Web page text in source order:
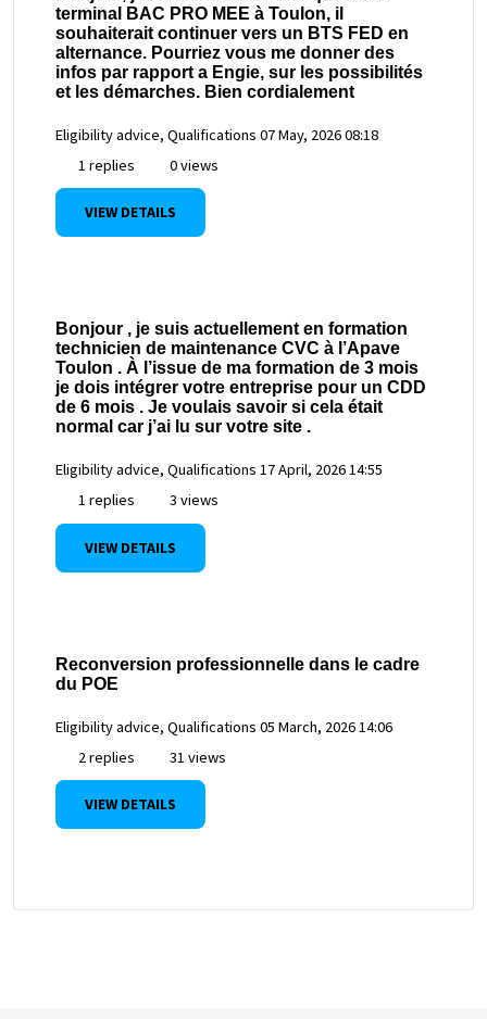
terminal BAC PRO MEE à Toulon, il
souhaiterait continuer vers un BTS FED en
alternance. Pourriez vous me donner des
infos par rapport a Engie, sur les possibilités
et les démarches. Bien cordialement
Eligibility advice, Qualifications 07 May, 2026 08:18
1 replies
0 views
VIEW DETAILS
Bonjour , je suis actuellement en formation
technicien de maintenance CVC à l’Apave
Toulon . À l’issue de ma formation de 3 mois
je dois intégrer votre entreprise pour un CDD
de 6 mois . Je voulais savoir si cela était
normal car j’ai lu sur votre site .
Eligibility advice, Qualifications 17 April, 2026 14:55
1 replies
3 views
VIEW DETAILS
Reconversion professionnelle dans le cadre
du POE
Eligibility advice, Qualifications 05 March, 2026 14:06
2 replies
31 views
VIEW DETAILS